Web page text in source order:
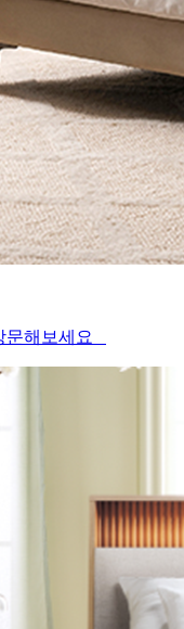
문해보세요